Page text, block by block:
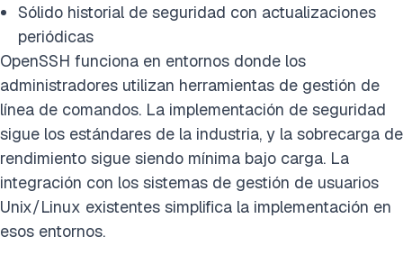
Sólido historial de seguridad con actualizaciones
periódicas
OpenSSH funciona en entornos donde los
administradores utilizan herramientas de gestión de
línea de comandos. La implementación de seguridad
sigue los estándares de la industria, y la sobrecarga de
rendimiento sigue siendo mínima bajo carga. La
integración con los sistemas de gestión de usuarios
Unix/Linux existentes simplifica la implementación en
esos entornos.